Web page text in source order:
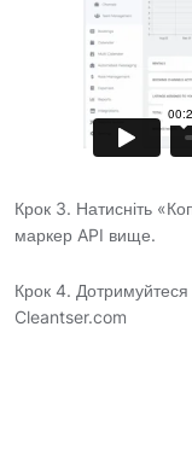
Крок 3. Натисніть
маркер API вище.
Крок 4.
Cleantser.com